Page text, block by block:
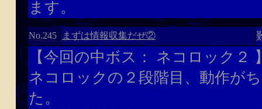
ます。
No.245 まずは情報収集だぜ②
【今回の中ボス： ネコロック２
ネコロックの２段階目、動作が
た。